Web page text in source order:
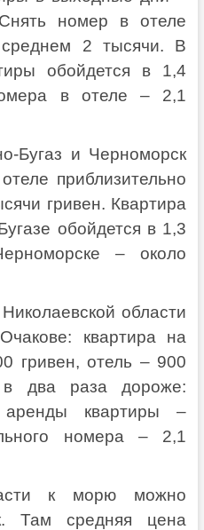
номер в отеле
2 тысячи. В
обойдется в 1,4
в отеле – 2,1
Бугаз и Черноморск
приблизительно
гривен. Квартира
обойдется в 1,3
– около
области
квартира на
гривен, отель – 900
два раза дороже:
аренды квартиры –
номера – 2,1
к морю можно
Там средняя цена